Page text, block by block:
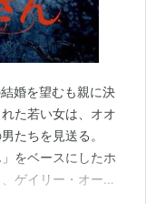
ョンデザイナー
ョンデザイナー
ダクションデザイナ
ションデザイナー
ダクションデザイ
ョンデザイナー
を望むも親に決
た若い女は、オオ
たちを見送る。
をベースにしたホ
ゲイリー・オール